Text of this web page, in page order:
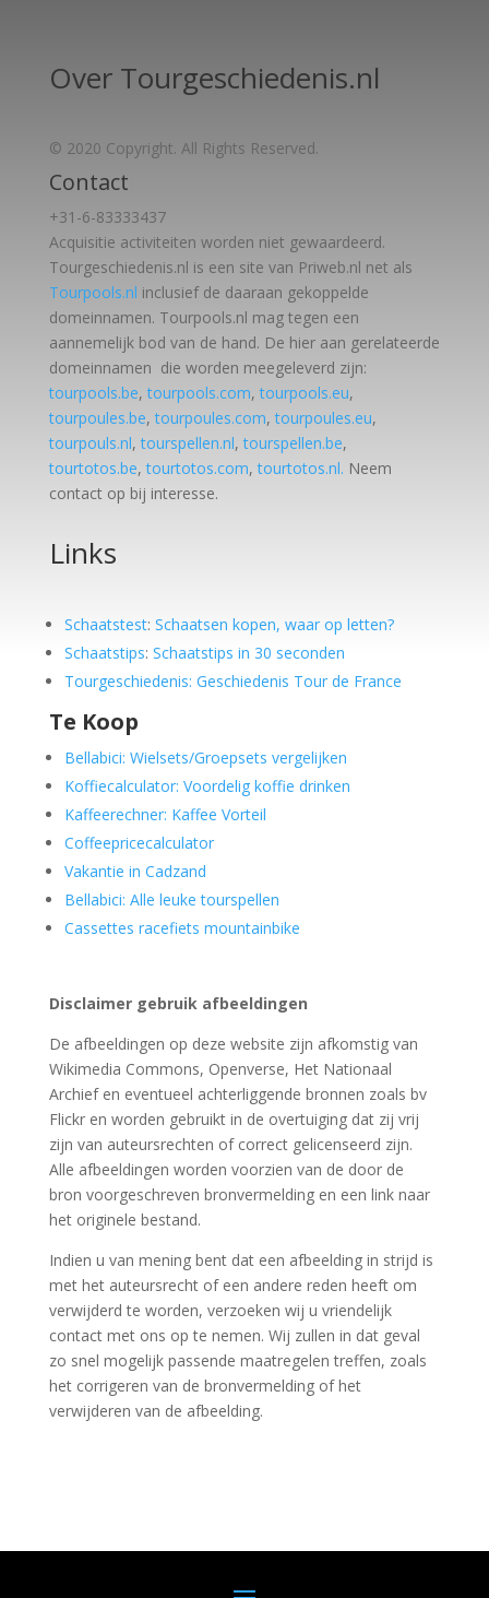
Over Tourgeschiedenis.nl
© 2020 Copyright. All Rights Reserved.
Contact
+31-6-83333437
Acquisitie activiteiten worden niet gewaardeerd.
Tourgeschiedenis.nl is een site van Priweb.nl net als
Tourpools.nl inclusief de daaraan gekoppelde
domeinnamen. Tourpools.nl mag tegen een
aannemelijk bod van de hand. De hier aan gerelateerde
domeinnamen die worden meegeleverd zijn:
tourpools.be,tourpools.com,tourpools.eu,
tourpoules.be,tourpoules.com,tourpoules.eu,
tourpouls.nl,tourspellen.nl,tourspellen.be,
tourtotos.be,tourtotos.com,tourtotos.nl. Neem
contact op bij interesse.
Links
Schaatstest: Schaatsen kopen, waar op letten?
Schaatstips: Schaatstips in 30 seconden
Tourgeschiedenis: Geschiedenis Tour de France
Te Koop
Bellabici: Wielsets/Groepsets vergelijken
Koffiecalculator: Voordelig koffie drinken
Kaffeerechner: Kaffee Vorteil
Coffeepricecalculator
Vakantie in Cadzand
Bellabici: Alle leuke tourspellen
Cassettes racefiets mountainbike
Disclaimer gebruik afbeeldingen
De afbeeldingen op deze website zijn afkomstig van
Wikimedia Commons, Openverse, Het Nationaal
Archief en eventueel achterliggende bronnen zoals bv
Flickr en worden gebruikt in de overtuiging dat zij vrij
zijn van auteursrechten of correct gelicenseerd zijn.
Alle afbeeldingen worden voorzien van de door de
bron voorgeschreven bronvermelding en een link naar
het originele bestand.
Indien u van mening bent dat een afbeelding in strijd is
met het auteursrecht of een andere reden heeft om
verwijderd te worden, verzoeken wij u vriendelijk
contact met ons op te nemen. Wij zullen in dat geval
zo snel mogelijk passende maatregelen treffen, zoals
het corrigeren van de bronvermelding of het
verwijderen van de afbeelding.